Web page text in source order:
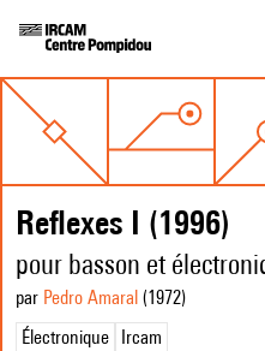
Reflexes I (1996)
pour basson et
par Pedro Amaral (1972)
Électronique
Ircam